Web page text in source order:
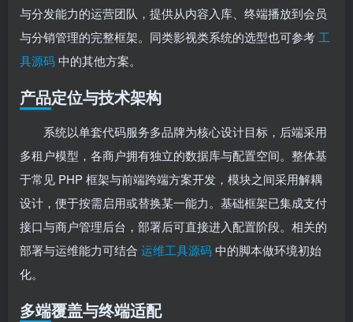
与分发能力的运营团队，提供从内容入库、终端播放到会员
与分销管理的完整框架。同类影视类系统的选型也可参考 工
具源码中的其他方案。
产品定位与技术架构
系统以单套代码服务多品牌为核心设计目标，后端采用
多租户模型，各商户拥有独立的数据库与配置空间。整体基
于常见 PHP 框架与前端跨端方案开发，模块之间采用解耦
设计，便于按需启用或替换某一能力。基础框架已集成支付
接口与商户管理后台，部署后可直接进入配置阶段。相关的
部署与运维能力可结合 运维工具源码中的脚本做环境初始
化。
多端覆盖与终端适配